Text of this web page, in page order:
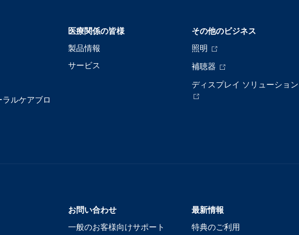
ルケアブロ
医療関係の皆様
製品情報
サービス
その他のビジネス
照明
補聴器
ディスプレイ ソリューション
お問い合わせ
一般のお客様向けサポート
最新情報
特典のご利用